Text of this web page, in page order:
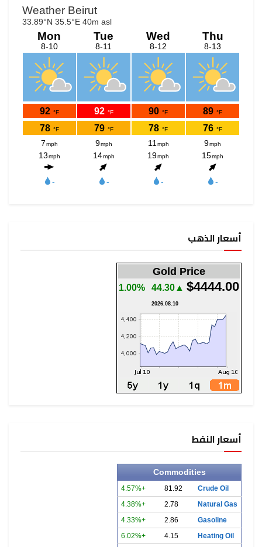
أسعار الذهب
Gold Price
$4444.00
▲44.30
1.00%
2026.08.10
أسعار النفط
Commodities
Crude Oil
81.92
+4.57%
Natural Gas
2.78
+4.38%
Gasoline
2.86
+4.33%
Heating Oil
4.15
+6.02%